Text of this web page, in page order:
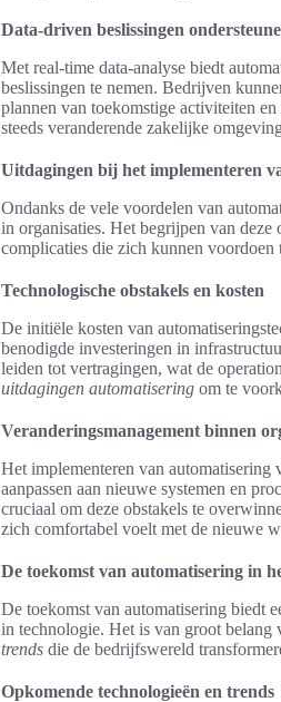
Data-driven beslissingen
Met real-time data-analyse biedt
beslissingen te nemen. Bedrijven
plannen van toekomstige activiteiten
steeds veranderende zakelijke
Uitdagingen bij het implementeren
Ondanks de vele voordelen van
in organisaties. Het begrijpen van deze
complicaties die zich kunnen voordoen
Technologische obstakels en kosten
De initiële kosten van
benodigde investeringen in
leiden tot vertragingen, wat de
uitdagingen automatisering om te
Veranderingsmanagement binnen
Het implementeren van automatisering
aanpassen aan nieuwe systemen en
cruciaal om deze obstakels te
zich comfortabel voelt met de nieuwe
De toekomst van automatisering in
De toekomst van automatisering biedt
in technologie. Het is van groot belang
trends die de bedrijfswereld
Opkomende technologieën en trends